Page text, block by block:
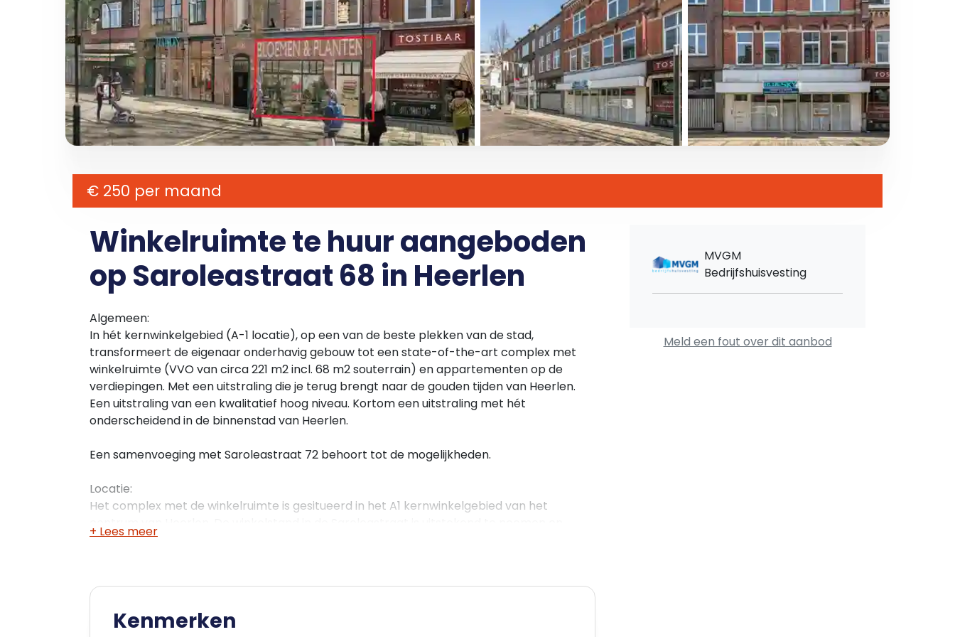
€ 250 per maand
Winkelruimte te huur aangeboden
op Saroleastraat 68 in Heerlen
Algemeen:
In hét kernwinkelgebied (A-1 locatie), op een van de beste plekken van de stad,
transformeert de eigenaar onderhavig gebouw tot een state-of-the-art complex met
winkelruimte (VVO van circa 221 m2 incl. 68 m2 souterrain) en appartementen op de
verdiepingen. Met een uitstraling die je terug brengt naar de gouden tijden van Heerlen.
Een uitstraling van een kwalitatief hoog niveau. Kortom een uitstraling met hét
onderscheidend in de binnenstad van Heerlen.
Een samenvoeging met Saroleastraat 72 behoort tot de mogelijkheden.
Locatie:
Het complex met de winkelruimte is gesitueerd in het A1 kernwinkelgebied van het
kenmerkt zich door nagenoeg volledige dekking van landelijke ketens op het gebied van
sinds jaren genoteerd als de beste winkelstraat van Heerlen. Verder is op loopafstand is
eetgelegenheden.
+ Lees meer
MVGM
Bedrijfshuisvesting
Meld een fout over dit aanbod
Kenmerken